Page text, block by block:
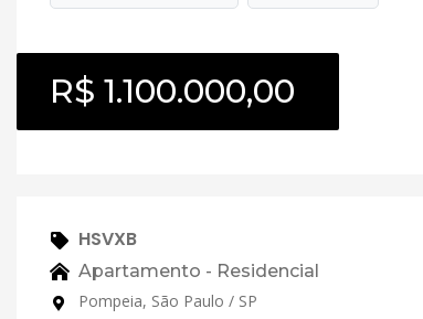
R$ 1.100.000,00
HSVXB
Apartamento - Residencial
Pompeia, São Paulo / SP